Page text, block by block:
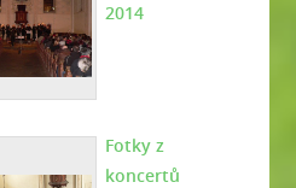
2014
Fotky z
koncertů